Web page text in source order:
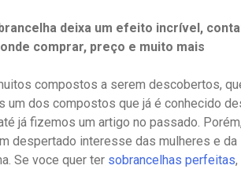
deixa um efeito incrível,
comprar, preço e muito mais
compostos a serem descobertos,
um dos compostos que já é conhecido
já fizemos um artigo no passado.
despertado interesse das mulheres e
Se voce quer ter sobrancelhas perfeitas